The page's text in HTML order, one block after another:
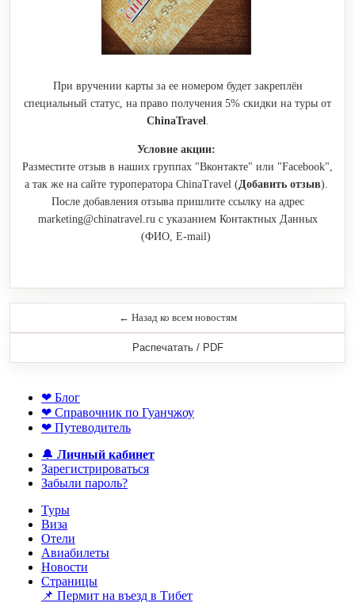
При вручении карты за ее номером будет закреплён
специальный статус, на право получения 5% скидки на туры от
ChinaTravel
Условие акции:
Разместите отзыв в наших группах "Вконтакте" или "Facebook",
а так же на сайте туроператора ChinaTravel (Добавить отзыв).
После добавления отзыва пришлите ссылку на адрес
marketing@chinatravel.ru c указанием Контактных Данных
(ФИО, E-mail)
← Назад ко всем новостям
Распечатать / PDF
❤ Блог
❤ Справочник по Гуанчжоу
❤ Путеводитель
🔔 Личный кабинет
Зарегистрироваться
Забыли пароль?
Туры
Виза
Отели
Авиабилеты
Новости
Страницы
📌 Пермит на въезд в Тибет